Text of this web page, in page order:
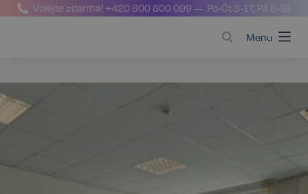
Volejte zdarma!+420 800 800 099 — Po-Čt 8-17, Pá 8-16
Menu